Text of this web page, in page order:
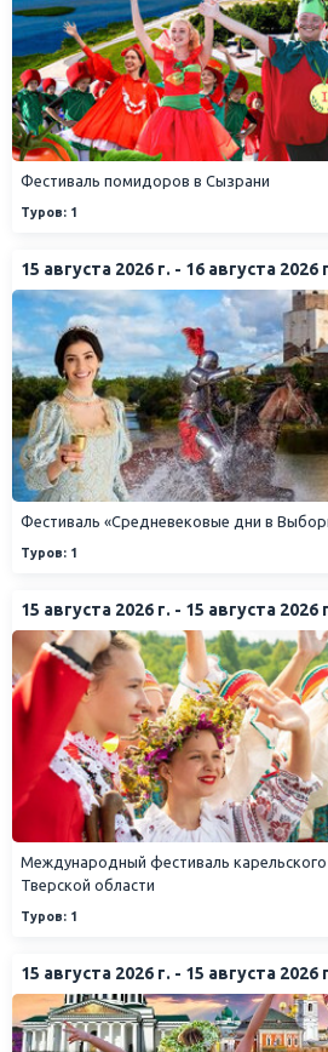
Фестиваль помидоров в Сызрани
Туров: 1
15 августа 2026 г. - 16 августа 2026
Фестиваль «Средневековые дни в
Туров: 1
15 августа 2026 г. - 15 августа 2026
Международный фестиваль карельского
Тверской области
Туров: 1
15 августа 2026 г. - 15 августа 2026